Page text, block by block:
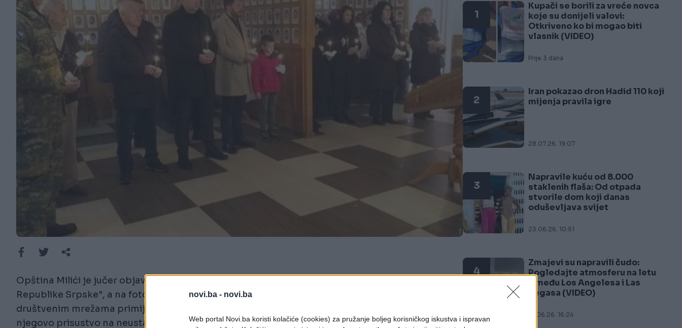
novi.ba - novi.ba
Web portal Novi.ba koristi kolačiće (cookies) za pružanje boljeg korisničkog iskustva i ispravan
Opština Milići je jučer objavila saopštenje o obilježavanju 9. januara - neustavnog "Dana
Republike Srpske", a na fotografijama se vidi da je prisutan i vojnik EUFOR-a. To je na
društvenim mrežama primijetio poslanik u Narodnoj skupštini RS-a Ramiz Salkić koji je osudio
njegovo prisustvo na neustavnom prazniku.
1
Kupači se borili za vreće novca
koje su donijeli valovi:
Otkriveno ko bi mogao biti
vlasnik (VIDEO)
Prije 3 dana
2
Iran pokazao dron Hadid 110 koji
mijenja pravila igre
28.07.26. 19:07
3
Napravile kuću od 8.000
staklenih flaša: Od otpada
stvorile dom koji danas
oduševljava svijet
23.06.26. 10:51
4
Zmajevi su napravili čudo:
Pogledajte atmosferu na letu
između Los Angelesa i Las
Vegasa (VIDEO)
21.06.26. 16:24